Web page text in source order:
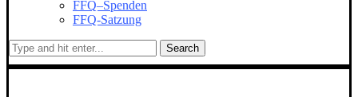
FFQ–Spenden
FFQ-Satzung
Search